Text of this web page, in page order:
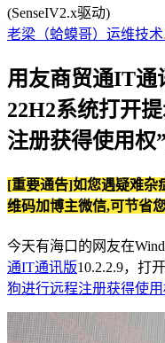
(SenseIV2.x驱动)
老梁（蛤蟆哥） 运维技术
用友商贸通IT通
22H2系统打开
注册获得使用权
[重要通告]如您遇疑难杂
维码加博主微信,可节省
今天有海口的网友在
通IT通讯版10.2.2.9，打
狗进行远程注册获得使用